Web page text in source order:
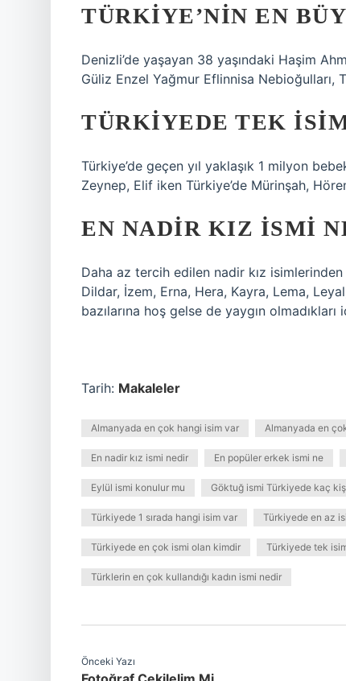
TÜRKIYE’NIN EN
Denizli’de yaşayan 38 yaşındaki Haşim
Güliz Enzel Yağmur Eflinnisa Nebioğulları,
TÜRKIYEDE TEK
Türkiye’de geçen yıl yaklaşık 1 milyon
Zeynep, Elif iken Türkiye’de Mürinşah,
EN NADIR KIZ ISMI
Daha az tercih edilen nadir kız isimlerinden
Dildar, İzem, Erna, Hera, Kayra, Lema,
bazılarına hoş gelse de yaygın
Tarih: Makaleler
Almanyada en çok hangi isim var Almanyada en
En nadir kız ismi nedir En popüler erkek ismi ne
Eylül ismi konulur mu Göktuğ ismi Türkiyede kaç
Türkiyede 1 sırada hangi isim var Türkiyede en az
Türkiyede en çok ismi olan kimdir Türkiyede tek
Türklerin en çok kullandığı kadın ismi nedir
Önceki Yazı